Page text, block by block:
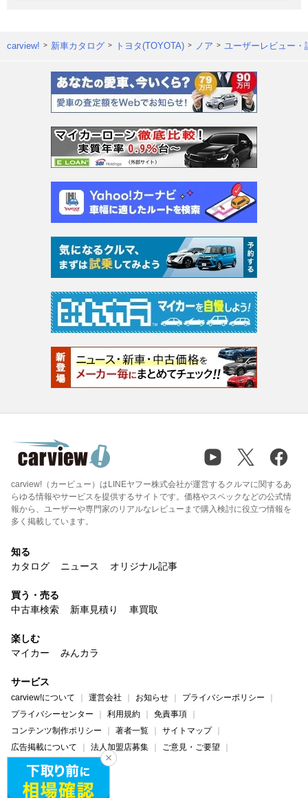
carview! 新車カタログ トヨタ(TOYOTA) ノア ユーザーレビュー・
carview!（カービュー）はLINEヤフー株式会社が運営するクルマに関するあ
らゆる情報やサービスを提供するサイトです。価格やスペックなどの公式情
報から、ユーザーや専門家のリアルなレビューまで購入検討に役立つ情報を
多く掲載しています。
知る
カタログ
ニュース オリジナル記事
買う・売る
中古車検索
新車見積り 車買取
楽しむ
マイカー
みんカラ
サービス
carview!について 運営会社 お知らせ
プライバシーポリシー
プライバシーセンター
利用規約
免責事項
コンテンツ制作ポリシー
著者一覧
サイトマップ
広告掲載について
法人加盟店募集
ご意見・ご要望
ヘルプ・お問い合わせ